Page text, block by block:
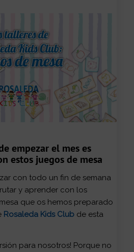
empezar el mes es
estos juegos de mesa
con todo un fin de semana
y aprender con los
que os hemos preparado
Rosaleda Kids Clubde esta
para nosotros! Porque no